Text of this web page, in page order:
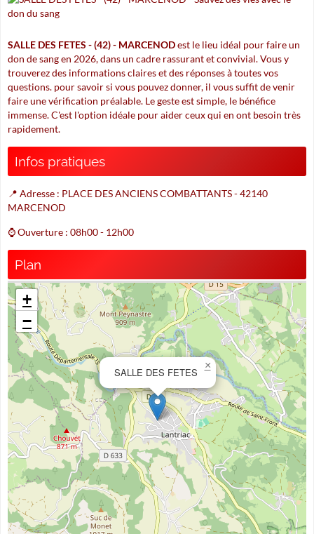
SALLE DES FETES - (42) - MARCENODest le lieu idéal pour faire un
don de sang en 2026, dans un cadre rassurant et convivial. Vous y
trouverez des informations claires et des réponses à toutes vos
questions. pour savoir si vous pouvez donner, il vous suffit de venir
faire une vérification préalable. Le geste est simple, le bénéfice
immense. C'est l'option idéale pour aider ceux qui en ont besoin très
rapidement.
Infos pratiques
📍 Adresse : PLACE DES ANCIENS COMBATTANTS - 42140
MARCENOD
⌚ Ouverture : 08h00 - 12h00
Plan
SALLE DES FETES
×
+
−